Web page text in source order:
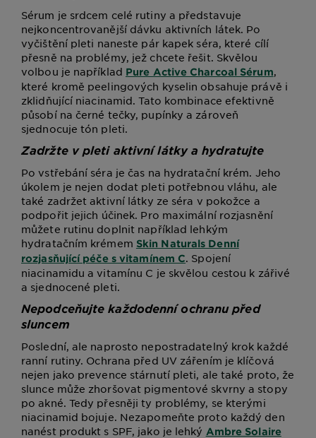
Sérum je srdcem celé rutiny a představuje
nejkoncentrovanější dávku aktivních látek. Po
vyčištění pleti naneste pár kapek séra, které cílí
přesně na problémy, jež chcete řešit. Skvělou
volbou je například Pure Active Charcoal Sérum,
které kromě peelingových kyselin obsahuje právě i
zklidňující niacinamid. Tato kombinace efektivně
působí na černé tečky, pupínky a zároveň
sjednocuje tón pleti.
Zadržte v pleti aktivní látky a hydratujte
Po vstřebání séra je čas na hydratační krém. Jeho
úkolem je nejen dodat pleti potřebnou vláhu, ale
také zadržet aktivní látky ze séra v pokožce a
podpořit jejich účinek. Pro maximální rozjasnění
můžete rutinu doplnit například lehkým
hydratačním krémem Skin Naturals Denní
rozjasňující péče s vitamínem C. Spojení
niacinamidu a vitamínu C je skvělou cestou k zářivé
a sjednocené pleti.
Nepodceňujte každodenní ochranu před
sluncem
Poslední, ale naprosto nepostradatelný krok každé
ranní rutiny. Ochrana před UV zářením je klíčová
nejen jako prevence stárnutí pleti, ale také proto, že
slunce může zhoršovat pigmentové skvrny a stopy
po akné. Tedy přesněji ty problémy, se kterými
niacinamid bojuje. Nezapomeňte proto každý den
nanést produkt s SPF, jako je lehký Ambre Solaire